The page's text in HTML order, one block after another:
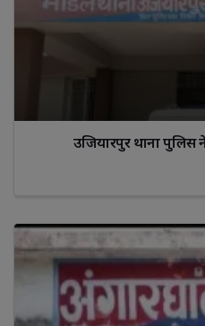
उजियारपुर थाना पुलिस